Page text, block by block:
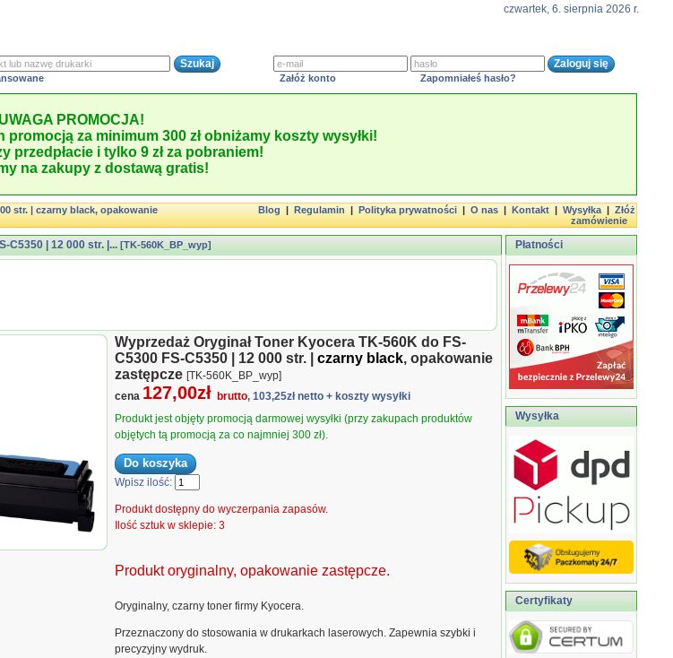
czwartek, 6. sierpnia 2026 r.
Załóż konto Zapomniałeś hasło?
UWAGA PROMOCJA!
za minimum 300 zł obniżamy koszty wysyłki!
przedpłacie i tylko 9 zł za pobraniem!
na zakupy z dostawą gratis!
str. | czarny black, opakowanie
Blog|Regulamin|Polityka prywatności|O nas|Kontakt|Wysyłka|Złóż
zamówienie
C5350 | 12 000 str. |... [TK-560K_BP_wyp]
Wyprzedaż Oryginał Toner Kyocera TK-560K do FS-
C5300 FS-C5350 | 12 000 str. |
czarny black, opakowanie
zastępcze [TK-560K_BP_wyp]
cena 127,00zł brutto, 103,25zł netto + koszty wysyłki
Produkt jest objęty promocją darmowej wysyłki (przy zakupach produktów
objętych tą promocją za co najmniej 300 zł).
Wpisz ilość:
Produkt dostępny do wyczerpania zapasów.
Ilość sztuk w sklepie: 3
Produkt oryginalny, opakowanie zastępcze.
Oryginalny, czarny toner firmy Kyocera.
Przeznaczony do stosowania w drukarkach laserowych. Zapewnia szybki i
precyzyjny wydruk.
Płatności
Wysyłka
Certyfikaty